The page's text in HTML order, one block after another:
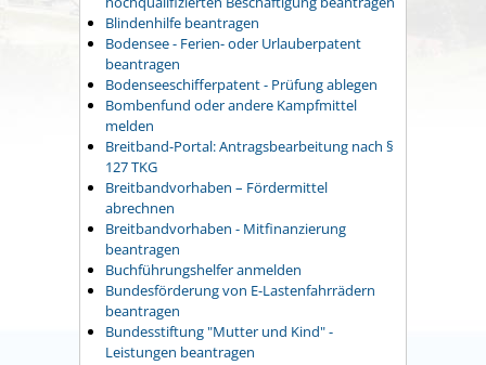
Blindenhilfe beantragen
Bodensee - Ferien- oder Urlauberpatent
beantragen
Bodenseeschifferpatent - Prüfung ablegen
Bombenfund oder andere Kampfmittel
melden
Breitband-Portal: Antragsbearbeitung nach §
127 TKG
Breitbandvorhaben – Fördermittel
abrechnen
Breitbandvorhaben - Mitfinanzierung
beantragen
Buchführungshelfer anmelden
Bundesförderung von E-Lastenfahrrädern
beantragen
Bundesstiftung "Mutter und Kind" -
Leistungen beantragen